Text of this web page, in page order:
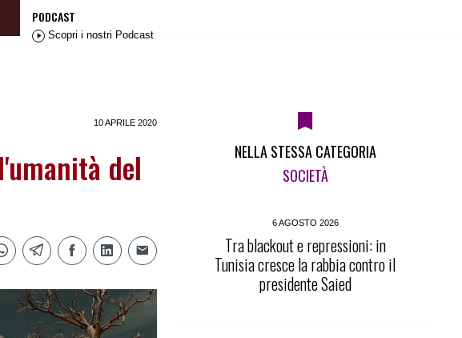
PODCAST
Scopri i nostri Podcast
10 APRILE 2020
del
NELLA STESSA CATEGORIA
SOCIETÀ
6 AGOSTO 2026
Tra blackout e repressioni: in
Tunisia cresce la rabbia contro il
presidente Saied